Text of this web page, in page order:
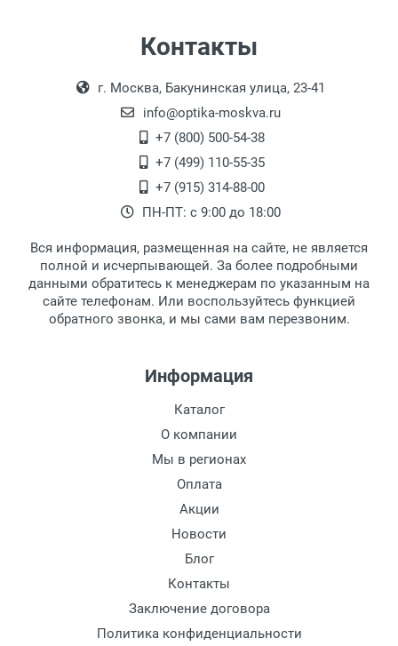
Контакты
г. Москва, Бакунинская улица, 23-41
info@optika-moskva.ru
+7 (800) 500-54-38
+7 (499) 110-55-35
+7 (915) 314-88-00
ПН-ПТ: с 9:00 до 18:00
Вся информация, размещенная на сайте, не является
полной и исчерпывающей. За более подробными
данными обратитесь к менеджерам по указанным на
сайте телефонам. Или воспользуйтесь функцией
обратного звонка, и мы сами вам перезвоним.
Информация
Каталог
О компании
Мы в регионах
Оплата
Акции
Новости
Блог
Контакты
Заключение договора
Политика конфиденциальности